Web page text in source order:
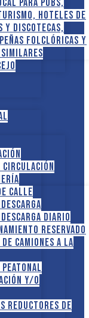
para pubs,
hoteles de
y discotecas,
folclóricas y
circulación
calle
diario
reservado
camiones a la
y/o
reductores de